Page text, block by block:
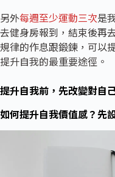
另外每週至少運動三次是
去健身房報到，結束後再
規律的作息跟鍛鍊，可以
提升自我的最重要途徑。
提升自我前，先改變對自
如何提升自我價值感？先